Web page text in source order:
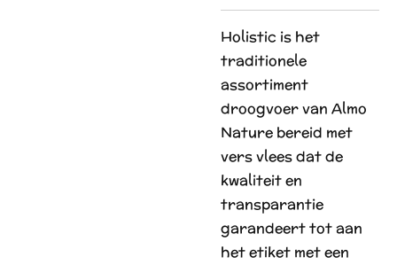
Holistic is het
traditionele
assortiment
droogvoer van Almo
Nature bereid met
vers vlees dat de
kwaliteit en
transparantie
garandeert tot aan
het etiket met een